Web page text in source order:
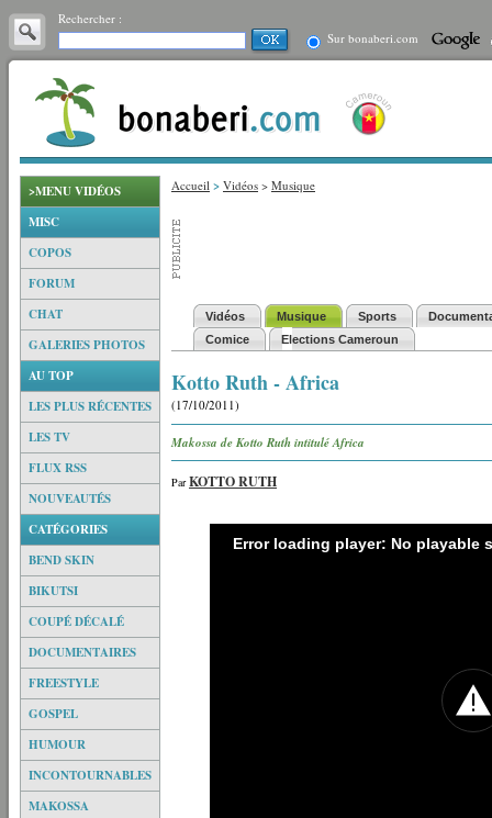
Rechercher :
Sur bonaberi.com
>MENU VIDÉOS
MISC
COPOS
FORUM
CHAT
GALERIES PHOTOS
AU TOP
LES PLUS RÉCENTES
LES TV
FLUX RSS
NOUVEAUTÉS
CATÉGORIES
BEND SKIN
BIKUTSI
COUPÉ DÉCALÉ
DOCUMENTAIRES
FREESTYLE
GOSPEL
HUMOUR
INCONTOURNABLES
MAKOSSA
Accueil > Vidéos > Musique
Vidéos Musique Sports
Comice
Elections Cameroun
Kotto Ruth - Africa
(17/10/2011)
Makossa de Kotto Ruth intitulé Africa
ParKOTTO RUTH
Error loading player: No playable